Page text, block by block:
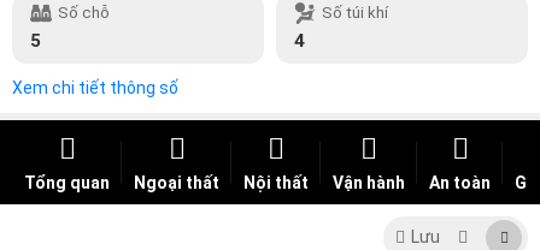
Số chỗ
5
Số túi khí
4
Xem chi tiết thông số
Tổng quan Ngoại thất Nội thất Vận hành An toàn
Lưu